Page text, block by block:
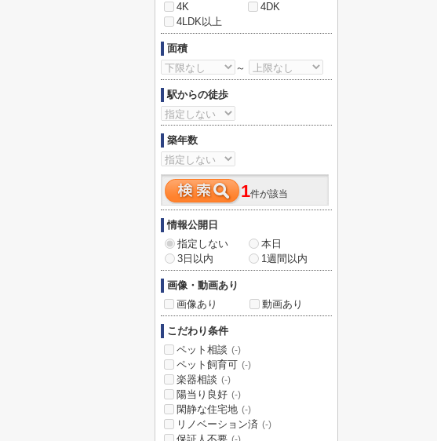
4K
4DK
4LDK以上
面積
～
駅からの徒歩
築年数
1件が該当
情報公開日
指定しない
本日
3日以内
1週間以内
画像・動画あり
画像あり
動画あり
こだわり条件
ペット相談 (-)
ペット飼育可 (-)
楽器相談 (-)
陽当り良好 (-)
閑静な住宅地 (-)
リノベーション済 (-)